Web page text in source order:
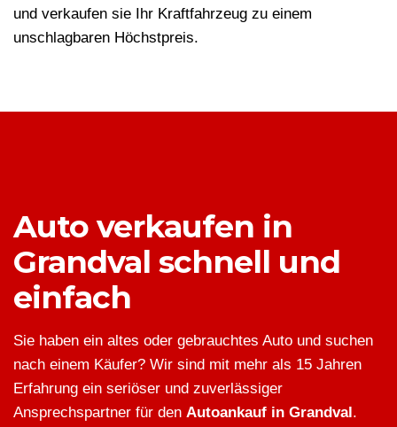
und verkaufen sie Ihr Kraftfahrzeug zu einem
unschlagbaren Höchstpreis.
Auto verkaufen in
Grandval schnell und
einfach
Sie haben ein altes oder gebrauchtes Auto und suchen
nach einem Käufer? Wir sind mit mehr als 15 Jahren
Erfahrung ein seriöser und zuverlässiger
Ansprechspartner für den Autoankauf in Grandval.